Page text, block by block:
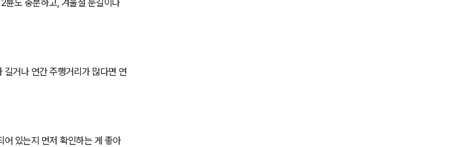
륜도 충분하고, 겨울철 눈길이나
거나 연간 주행거리가 많다면 연
있는지 먼저 확인하는 게 좋아